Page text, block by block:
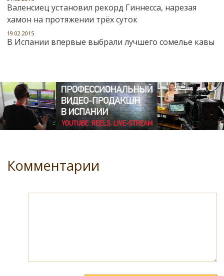
Валенсиец установил рекорд Гиннесса, нарезая
хамон на протяжении трёх суток
19.02.2015
В Испании впервые выбрали лучшего сомелье кавы
Комментарии